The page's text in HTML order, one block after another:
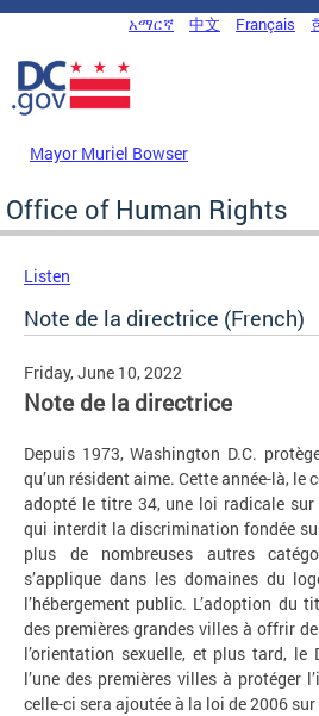
Skip to main content
DC Agency Top Menu
አማርኛ 中文 Français
Mayor Muriel Bowser
Office of Human Rights
Listen
Note de la directrice (French)
Friday, June 10, 2022
Note de la directrice
Depuis 1973, Washington D.C.
qu’un résident aime. Cette année-là, le
adopté le titre 34, une loi radicale
qui interdit la discrimination fondée
plus de nombreuses autres
s’applique dans les domaines du
l’hébergement public. L’adoption du
des premières grandes villes à offrir
l’orientation sexuelle, et plus tard, le
l’une des premières villes à protéger
celle-ci sera ajoutée à la loi de 2006